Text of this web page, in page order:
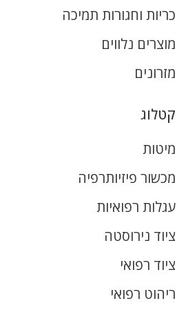
כריות וחגורות תמיכה
מוצרים נלווים
מזרונים
קטלוג
מיטות
מכשור פיזיותרפיה
עגלות רפואיות
ציוד נירוסטה
ציוד רפואי
ריהוט רפואי